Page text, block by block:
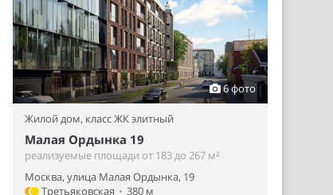
6 фото
Жилой дом, класс ЖК элитный
Малая Ордынка 19
реализуемые площади от 183 до 267 м²
Москва, улица Малая Ордынка, 19
Третьяковская • 380 м